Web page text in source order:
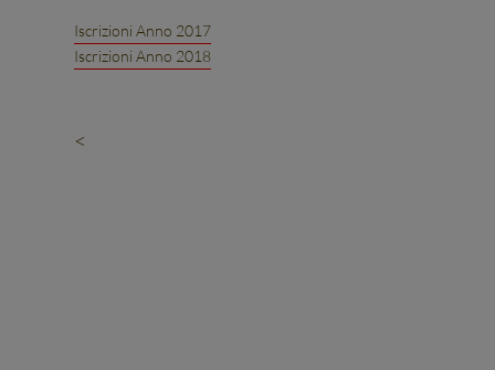
Iscrizioni Anno 2017
Iscrizioni Anno 2018
<